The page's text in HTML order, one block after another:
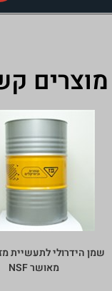
מוצרים
מאושר NSF